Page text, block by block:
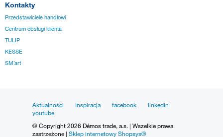
Kontakty
Przedstawiciele handlowi
Centrum obsługi klienta
TULIP
KESSE
SM´art
Aktualności Inspiracja facebook
linkedin
youtube
© Copyright 2026 Démos trade, a.s. | Wszelkie prawa
zastrzeżone | Sklep internetowy Shopsys®